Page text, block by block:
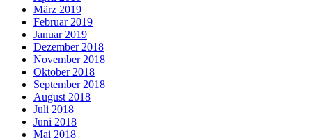
März 2019
Februar 2019
Januar 2019
Dezember 2018
November 2018
Oktober 2018
September 2018
August 2018
Juli 2018
Juni 2018
Mai 2018